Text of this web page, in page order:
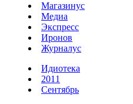
Магазинус
Медиа
Экспресс
Иронов
Журналус
Идиотека
2011
Сентябрь